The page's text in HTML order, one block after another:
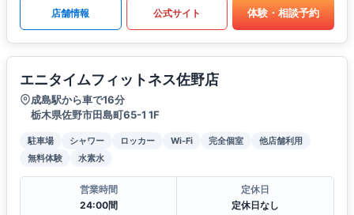
店舗情報 公式サイト 体験・相談予約
エニタイムフィットネス佐野店
成島駅から車で16分
栃木県佐野市田島町65-1 1F
駐車場 シャワー ロッカー Wi-Fi 完全個室
他店舗利用
無料体験
水素水
営業時間
24:00間
定休日
定休日なし